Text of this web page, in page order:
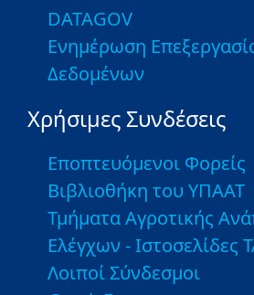
DATAGOV
Ενημέρωση
Δεδομένων
Χρήσιμες Συνδέσεις
Εποπτευόμενοι Φορείς
Βιβλιοθήκη του ΥΠΑΑΤ
Τμήματα Αγροτικής
Ελέγχων - Ιστοσελίδες
Λοιποί Σύνδεσμοι